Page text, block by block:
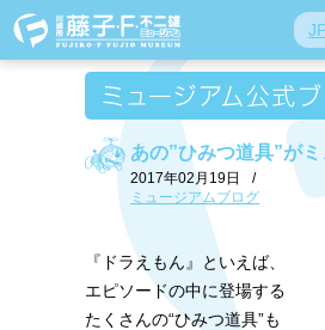
あの”ひみつ道具”が
2017年02月19日
/
ミュージアムブログ
『ドラえもん』といえば、
エピソードの中に登場する
たくさんの“ひみつ道具”も